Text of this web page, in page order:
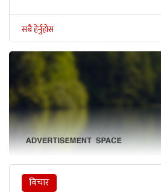
सबै हेर्नुहोस
विचार